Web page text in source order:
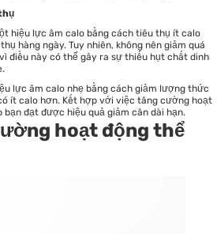
hiệu lực âm calo bằng cách tiêu thụ ít calo
hàng ngày. Tuy nhiên, không nên giảm quá
điều này có thể gây ra sự thiếu hụt chất dinh
lực âm calo nhẹ bằng cách giảm lượng thức
ít calo hơn. Kết hợp với việc tăng cường hoạt
đạt được hiệu quả giảm cân dài hạn.
hoạt động thể